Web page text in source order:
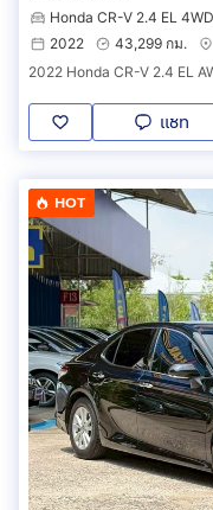
Honda CR-V 2.4 EL 4WD
2022
43,299 กม.
2022 Honda CR-V 2.4 EL
แชท
HOT